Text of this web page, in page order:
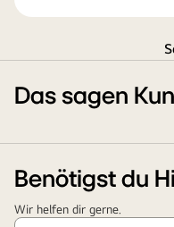
Das sagen
Benötigst du
Wir helfen dir gerne.